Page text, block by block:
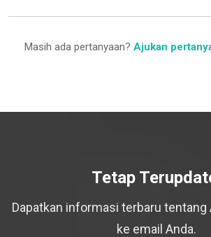
Masih ada pertanyaan? Ajukan
Tetap
Dapatkan informasi terbaru tentang
ke email Anda.